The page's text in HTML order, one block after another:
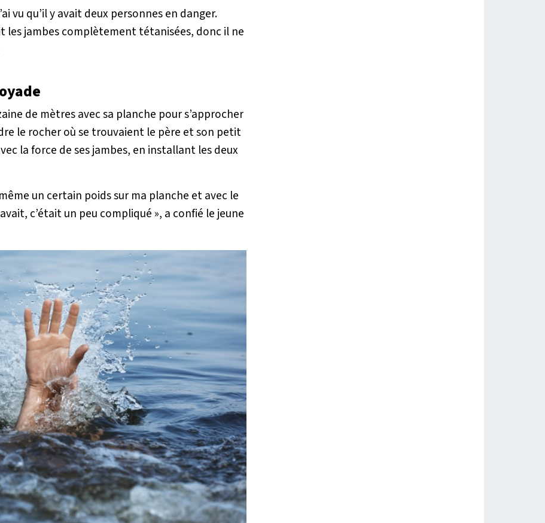
vu qu’il y avait deux personnes en danger.
les jambes complètement tétanisées, donc il ne
de mètres avec sa planche pour s’approcher
le rocher où se trouvaient le père et son petit
la force de ses jambes, en installant les deux
un certain poids sur ma planche et avec le
c’était un peu compliqué », a confié le jeune